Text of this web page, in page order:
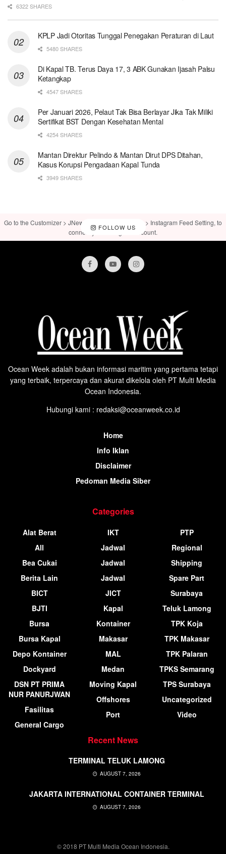
6322 SHARES
KPLP Jadi Otoritas Tunggal Penegakan Peraturan di Laut
5480 SHARES
Di Kapal TB. Terus Daya 17, 3 ABK Gunakan Ijasah Palsu
Ketangkap
4547 SHARES
Per Januari 2026, Pelaut Tak Bisa Berlayar Jika Tak Miliki
Sertifikat BST Dengan Kesehatan Mental
4254 SHARES
Mantan Direktur Pelindo & Mantan Dirut DPS Ditahan,
Kasus Korupsi Pengadaan Kapal Tunda
3949 SHARES
FOLLOW US
Go to the Customizer > JNews : Social, Like & View > Instagram Feed Setting, to
connect your Instagram account.
Ocean Week adalah bukan informasi maritim yang pertama tetapi
yang terbaik, terpercaya dan akurat dikelola oleh PT Multi Media
Ocean Indonesia.
Hubungi kami : redaksi@oceanweek.co.id
Home
Info Iklan
Disclaimer
Pedoman Media Siber
Categories
Alat Berat
All
Bea Cukai
Berita Lain
BICT
BJTI
Bursa
Bursa Kapal
Depo Kontainer
Dockyard
DSN PT PRIMA
NUR PANURJWAN
Fasilitas
General Cargo
IKT
Jadwal
Jadwal
Jadwal
JICT
Kapal
Kontainer
Makasar
MAL
Medan
Moving Kapal
Offshores
Port
PTP
Regional
Shipping
Spare Part
Surabaya
Teluk Lamong
TPK Koja
TPK Makasar
TPK Palaran
TPKS Semarang
TPS Surabaya
Uncategorized
Video
Recent News
TERMINAL TELUK LAMONG
AUGUST 7, 2026
JAKARTA INTERNATIONAL CONTAINER TERMINAL
AUGUST 7, 2026
© 2018 PT Multi Media Ocean Indonesia.